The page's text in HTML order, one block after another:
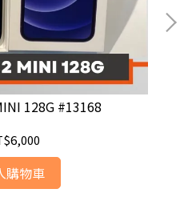
128G #13168
購物車